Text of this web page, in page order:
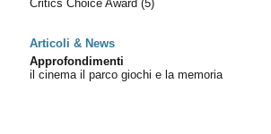
Critics Choice Award(5)
Articoli & News
Approfondimenti
il cinema il parco giochi e la memoria